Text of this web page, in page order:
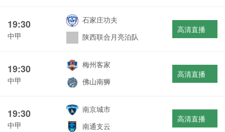
19:30
中甲
石家庄功夫
陕西联合月亮泊队
高清直播
19:30
中甲
梅州客家
佛山南狮
高清直播
19:30
中甲
南京城市
南通支云
高清直播